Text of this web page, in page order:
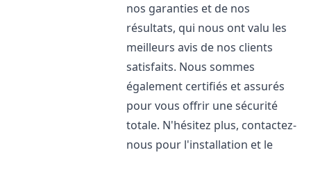
nos garanties et de nos
résultats, qui nous ont valu les
meilleurs avis de nos clients
satisfaits. Nous sommes
également certifiés et assurés
pour vous offrir une sécurité
totale. N'hésitez plus, contactez-
nous pour l'installation et le